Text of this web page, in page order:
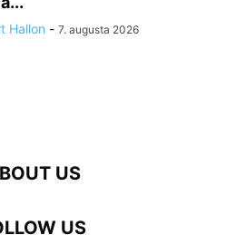
Hallon - 7. augusta 2026
US
US